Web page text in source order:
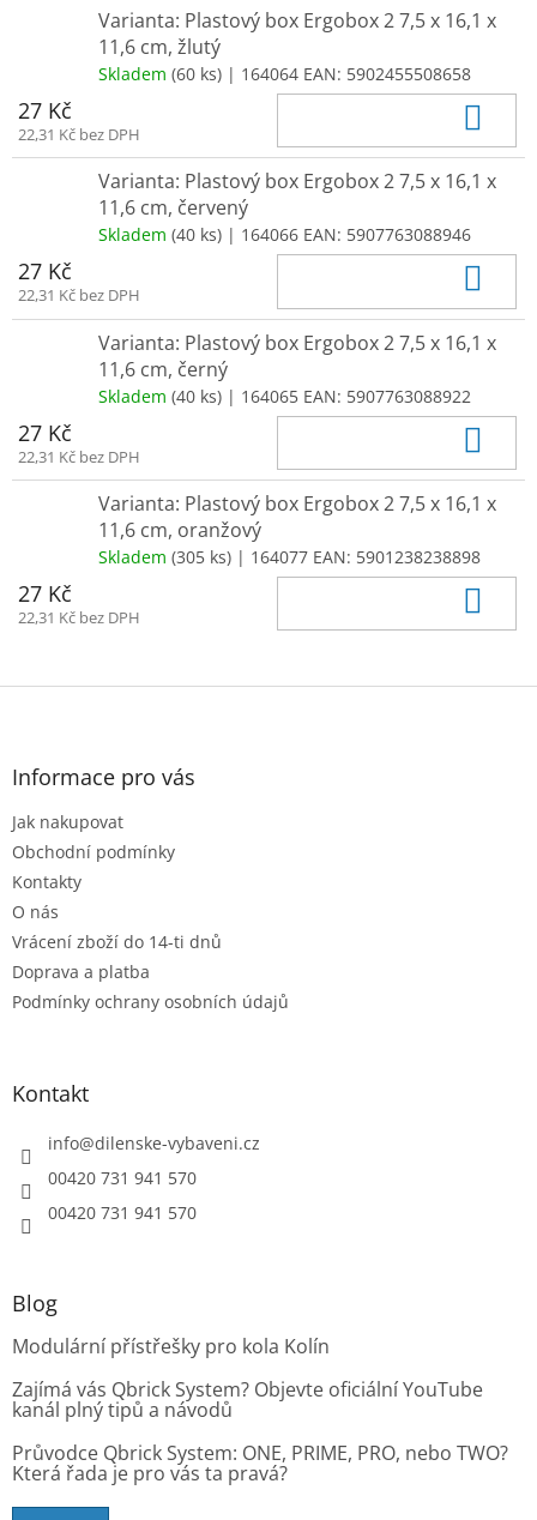
Varianta: Plastový box Ergobox 2 7,5 x 16,1 x
11,6 cm, žlutý
Skladem (60 ks) | 164064 EAN: 5902455508658
27 Kč
22,31 Kč bez DPH
Varianta: Plastový box Ergobox 2 7,5 x 16,1 x
11,6 cm, červený
Skladem (40 ks) | 164066 EAN: 5907763088946
27 Kč
22,31 Kč bez DPH
Varianta: Plastový box Ergobox 2 7,5 x 16,1 x
11,6 cm, černý
Skladem (40 ks) | 164065 EAN: 5907763088922
27 Kč
22,31 Kč bez DPH
Varianta: Plastový box Ergobox 2 7,5 x 16,1 x
11,6 cm, oranžový
Skladem (305 ks) | 164077 EAN: 5901238238898
27 Kč
22,31 Kč bez DPH
Z
Informace pro vás
Jak nakupovat
Obchodní podmínky
Kontakty
O nás
Vrácení zboží do 14-ti dnů
Doprava a platba
Podmínky ochrany osobních údajů
Kontakt
info@dilenske-vybaveni.cz
00420 731 941 570
00420 731 941 570
Blog
Modulární přístřešky pro kola Kolín
Zajímá vás Qbrick System? Objevte oficiální YouTube
kanál plný tipů a návodů
Průvodce Qbrick System: ONE, PRIME, PRO, nebo TWO?
Která řada je pro vás ta pravá?